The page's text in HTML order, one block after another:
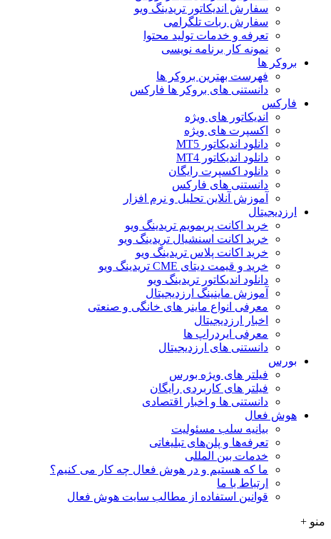
سفارش اندیکاتور تریدینگ ویو
سفارش ربات تلگرامی
تعرفه و خدمات تولید محتوا
نمونه کار برنامه نویسی
بروکر ها
فهرست بهترین بروکر ها
دانستنی های بروکر ها فارکس
فارکس
اندیکاتور های ویژه
اکسپرت های ویژه
دانلود اندیکاتور MT5
دانلود اندیکاتور MT4
دانلود اکسپرت رایگان
دانستنی های فارکس
آموزش آنلاین تحلیل و نرم افزار
ارزدیجیتال
خرید اکانت پریمویم تریدینگ ویو
خرید اکانت اسنشیال تریدینگ ویو
خرید اکانت پلاس تریدینگ ویو
خرید و قیمت دیتای CME تریدینگ ویو
دانلود اندیکاتور تریدینگ ویو
آموزش ماینینگ ارزدیجیتال
معرفی انواع ماینر های خانگی و صنعتی
اخبار ارزدیجیتال
معرفی ایردراپ ها
دانستنی های ارزدیجیتال
بورس
فیلتر های ویژه بورس
فیلتر های کاربردی رایگان
دانستنی ها و اخبار اقتصادی
هوش فعال
بیانیه سلب مسئولیت
تعرفه‌ها و پلن‌های تبلیغاتی
خدمات بین المللی
ما که هستیم و در هوش فعال چه کار می کنیم؟
ارتباط با ما
قوانین استفاده از مطالب سایت هوش فعال
منو +